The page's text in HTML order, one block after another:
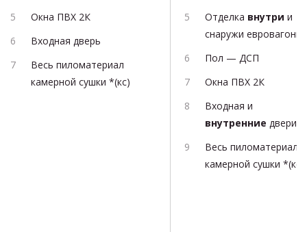
Окна ПВХ 2К
Входная дверь
Весь пиломатериал
камерной сушки *(кс)
Отделка внутри и
снаружи евровагонка
Пол — ДСП
Окна ПВХ 2К
Входная и
внутренние двери
Весь пиломатериал
камерной сушки *(кс)